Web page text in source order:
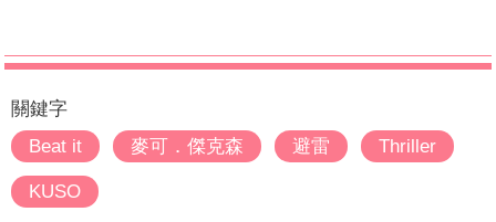
關鍵字
Beat it
麥可．傑克森 避雷 Thriller
KUSO